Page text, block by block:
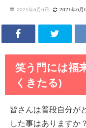
2021年6月6日 2021年6月
笑う門には福
くきたる)
皆さんは普段自分が
した事はありますか